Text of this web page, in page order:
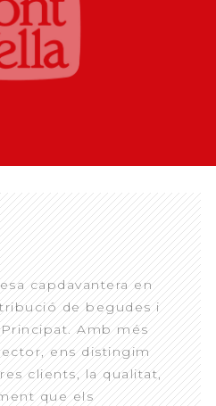
capdavantera en
de begudes i
Amb més
ens distingim
clients, la qualitat,
que els